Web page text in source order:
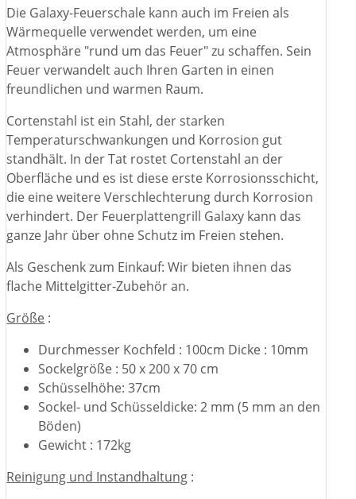
Die Galaxy-Feuerschale kann auch im Freien als
Wärmequelle verwendet werden, um eine
Atmosphäre "rund um das Feuer" zu schaffen. Sein
Feuer verwandelt auch Ihren Garten in einen
freundlichen und warmen Raum.
Cortenstahl ist ein Stahl, der starken
Temperaturschwankungen und Korrosion gut
standhält. In der Tat rostet Cortenstahl an der
Oberfläche und es ist diese erste Korrosionsschicht,
die eine weitere Verschlechterung durch Korrosion
verhindert. Der Feuerplattengrill Galaxy kann das
ganze Jahr über ohne Schutz im Freien stehen.
Als Geschenk zum Einkauf: Wir bieten ihnen das
flache Mittelgitter-Zubehör an.
Größe :
Durchmesser Kochfeld : 100cm Dicke : 10mm
Sockelgröße : 50 x 200 x 70 cm
Schüsselhöhe: 37cm
Sockel- und Schüsseldicke: 2 mm (5 mm an den
Böden)
Gewicht : 172kg
Reinigung und Instandhaltung :